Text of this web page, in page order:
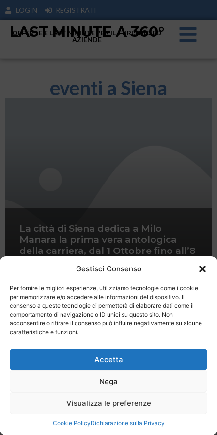
Gestisci Consenso
Per fornire le migliori esperienze, utilizziamo tecnologie come i cookie
per memorizzare e/o accedere alle informazioni del dispositivo. Il
consenso a queste tecnologie ci permetterà di elaborare dati come il
comportamento di navigazione o ID unici su questo sito. Non
acconsentire o ritirare il consenso può influire negativamente su alcune
caratteristiche e funzioni.
Accetta
Nega
Visualizza le preferenze
Cookie PolicyDichiarazione sulla Privacy
LOGIN REGISTRATI
LAST MINUTE A 360°
OFFERTE E LAST MINUTE PER IL TURISIMO ED
AZIENDE
eventi a Siena
La città di Siena dedica a Milo
Manara la prima vera antologica
della carriera, dal 1 Ottobre fino all’8
Last Minute
Registrati Contatti
SPECIALE LAST MINUTE - SH WEB